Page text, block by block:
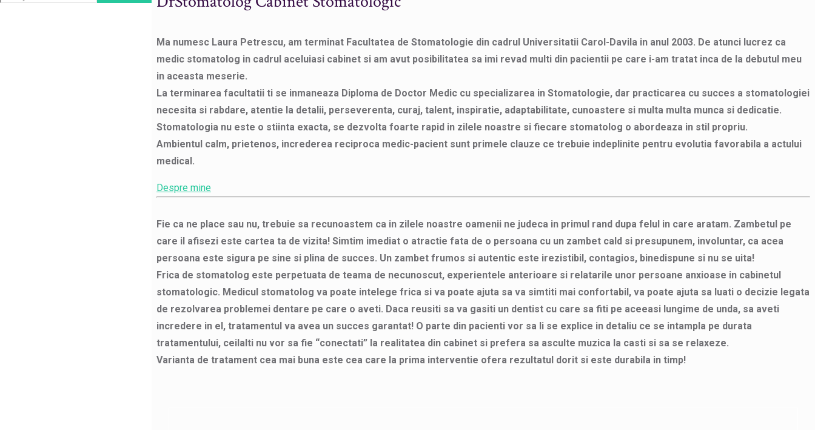
Ma numesc Laura Petrescu, am terminat Facultatea de Stomatologie din cadrul Universitatii Carol-Davila in anul 2003. De atunci lucrez ca
medic stomatolog in cadrul aceluiasi cabinet si am avut posibilitatea sa imi revad multi din pacientii pe care i-am tratat inca de la debutul meu
in aceasta meserie.
La terminarea facultatii ti se inmaneaza Diploma de Doctor Medic cu specializarea in Stomatologie, dar practicarea cu succes a stomatologiei
necesita si rabdare, atentie la detalii, perseverenta, curaj, talent, inspiratie, adaptabilitate, cunoastere si multa multa munca si dedicatie.
Stomatologia nu este o stiinta exacta, se dezvolta foarte rapid in zilele noastre si fiecare stomatolog o abordeaza in stil propriu.
Ambientul calm, prietenos, increderea reciproca medic-pacient sunt primele clauze ce trebuie indeplinite pentru evolutia favorabila a actului
medical.
Despre mine
Fie ca ne place sau nu, trebuie sa recunoastem ca in zilele noastre oamenii ne judeca in primul rand dupa felul in care aratam. Zambetul pe
care il afisezi este cartea ta de vizita! Simtim imediat o atractie fata de o persoana cu un zambet cald si presupunem, involuntar, ca acea
persoana este sigura pe sine si plina de succes. Un zambet frumos si autentic este irezistibil, contagios, binedispune si nu se uita!
Frica de stomatolog este perpetuata de teama de necunoscut, experientele anterioare si relatarile unor persoane anxioase in cabinetul
stomatologic. Medicul stomatolog va poate intelege frica si va poate ajuta sa va simtiti mai confortabil, va poate ajuta sa luati o decizie legata
de rezolvarea problemei dentare pe care o aveti. Daca reusiti sa va gasiti un dentist cu care sa fiti pe aceeasi lungime de unda, sa aveti
incredere in el, tratamentul va avea un succes garantat! O parte din pacienti vor sa li se explice in detaliu ce se intampla pe durata
tratamentului, ceilalti nu vor sa fie “conectati” la realitatea din cabinet si prefera sa asculte muzica la casti si sa se relaxeze.
Varianta de tratament cea mai buna este cea care la prima interventie ofera rezultatul dorit si este durabila in timp!